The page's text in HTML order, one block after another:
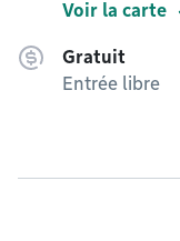
Voir la carte
Gratuit
Entrée libre